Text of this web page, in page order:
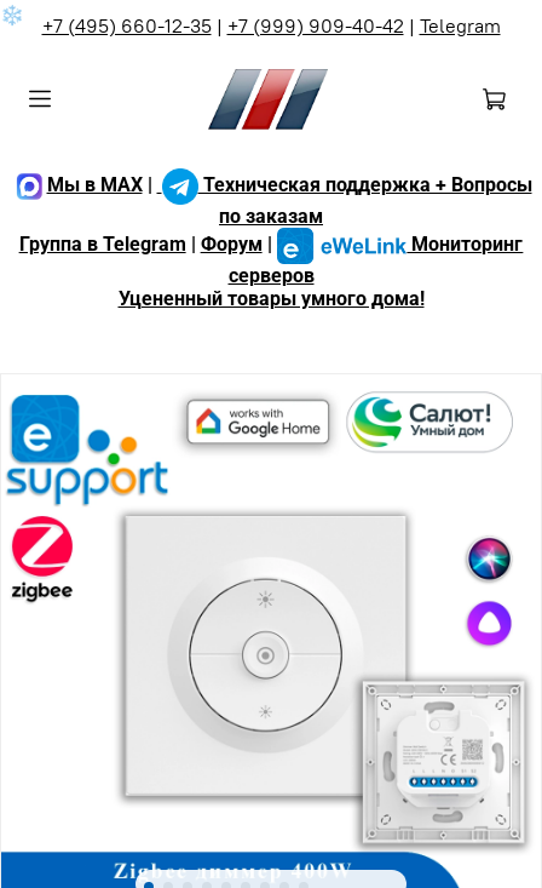
❄ +7 (495) 660-12-35| +7 (999) 909-40-42 | Telegram
Мы в MAX|
Техническая поддержка + Вопросы
по заказам
Группа в Telegram
Форум
Мониторинг
серверов
Уцененный товары умного дома!